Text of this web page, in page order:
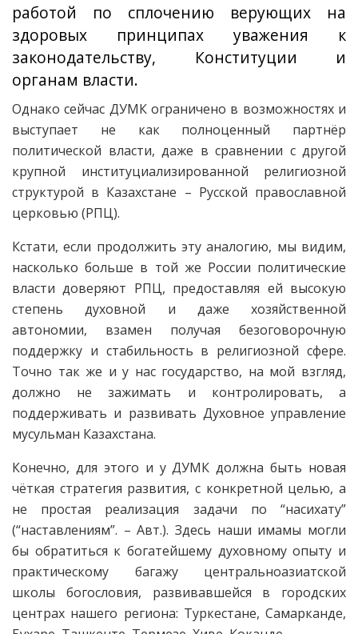
работой по сплочению верующих на
здоровых принципах уважения к
законодательству, Конституции и
органам власти.
Однако сейчас ДУМК ограничено в возможностях и
выступает не как полноценный партнёр
политической власти, даже в сравнении с другой
крупной институциализированной религиозной
структурой в Казахстане – Русской православной
церковью (РПЦ).
Кстати, если продолжить эту аналогию, мы видим,
насколько больше в той же России политические
власти доверяют РПЦ, предоставляя ей высокую
степень духовной и даже хозяйственной
автономии, взамен получая безоговорочную
поддержку и стабильность в религиозной сфере.
Точно так же и у нас государство, на мой взгляд,
должно не зажимать и контролировать, а
поддерживать и развивать Духовное управление
мусульман Казахстана.
Конечно, для этого и у ДУМК должна быть новая
чёткая стратегия развития, с конкретной целью, а
не простая реализация задачи по “насихату”
(“наставлениям”. – Авт.). Здесь наши имамы могли
бы обратиться к богатейшему духовному опыту и
практическому багажу центральноазиатской
школы богословия, развивавшейся в городских
центрах нашего региона: Туркестане, Самарканде,